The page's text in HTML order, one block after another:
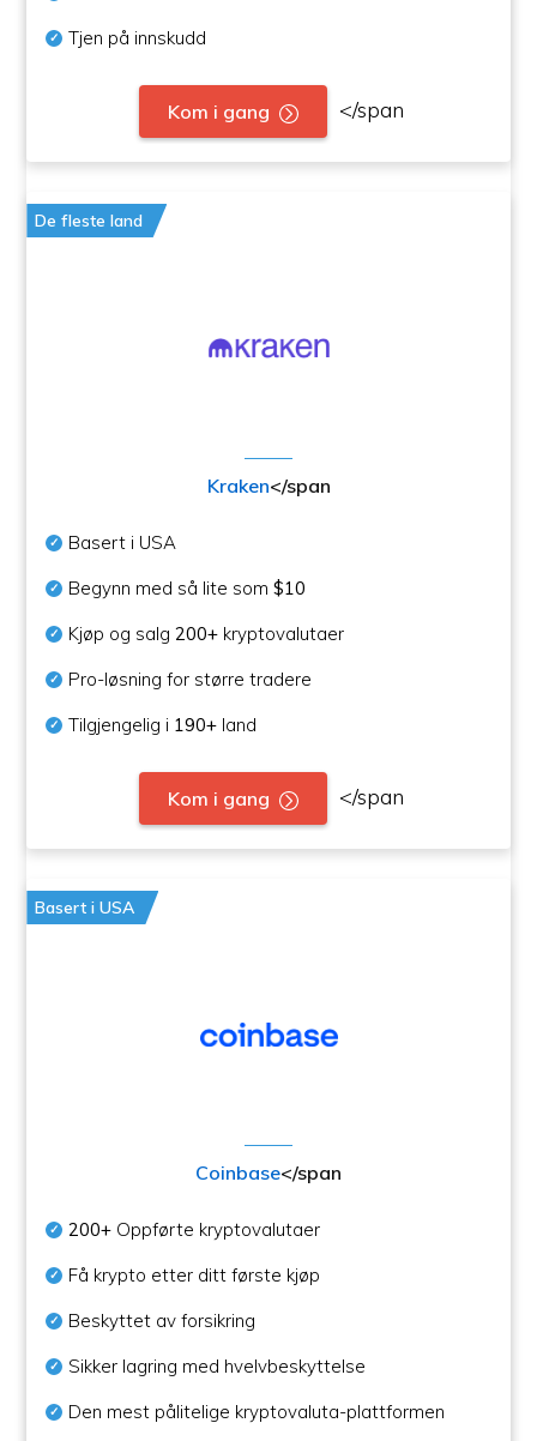
Tjen på innskudd
Kom i gang </span
De fleste land
Kraken</span
Basert i USA
Begynn med så lite som$10
Kjøp og salg200+ kryptovalutaer
Pro-løsning for større tradere
Tilgjengelig i 190+ land
Kom i gang </span
Basert i USA
Coinbase</span
200+ Oppførte kryptovalutaer
Få krypto etter ditt første kjøp
Beskyttet av forsikring
Sikker lagring med hvelvbeskyttelse
Den mest pålitelige kryptovaluta-plattformen